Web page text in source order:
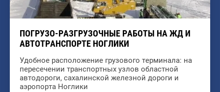
ПОГРУЗО-РАЗГРУЗОЧНЫЕ РАБОТЫ НА ЖД И
АВТОТРАНСПОРТЕ НОГЛИКИ
Удобное расположение грузового терминала: на
пересечении транспортных узлов областной
автодороги, сахалинской железной дороги и
аэропорта Ноглики